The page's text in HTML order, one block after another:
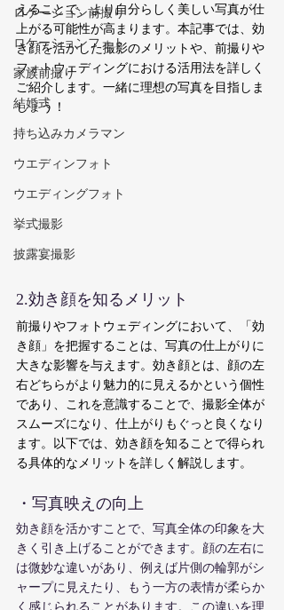
ロケーション前撮り
ロケーションフォト
家族前撮り
結婚式
持ち込みカメラマン
ウエディンフォト
ウエディングフォト
挙式撮影
披露宴撮影
えることで、より自分らしく美しい写真が仕
上がる可能性が高まります。本記事では、効
き顔を活かした撮影のメリットや、前撮りや
フォトウェディングにおける活用法を詳しく
ご紹介します。一緒に理想の写真を目指しま
しょう！
2.効き顔を知るメリット
前撮りやフォトウェディングにおいて、「効
き顔」を把握することは、写真の仕上がりに
大きな影響を与えます。効き顔とは、顔の左
右どちらがより魅力的に見えるかという個性
であり、これを意識することで、撮影全体が
スムーズになり、仕上がりもぐっと良くなり
ます。以下では、効き顔を知ることで得られ
る具体的なメリットを詳しく解説します。
・写真映えの向上
効き顔を活かすことで、写真全体の印象を大
きく引き上げることができます。顔の左右に
は微妙な違いがあり、例えば片側の輪郭がシ
ャープに見えたり、もう一方の表情が柔らか
く感じられることがあります。この違いを理